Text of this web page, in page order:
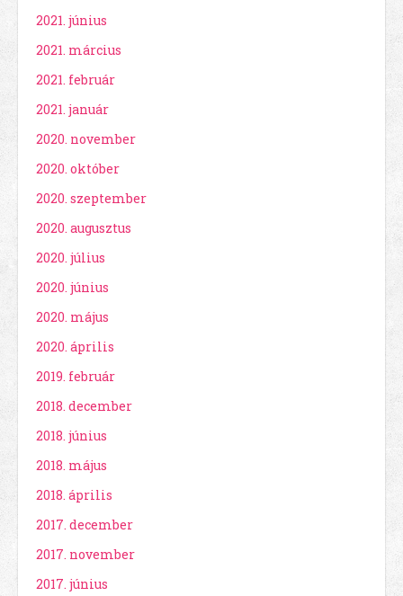
2021. június
2021. március
2021. február
2021. január
2020. november
2020. október
2020. szeptember
2020. augusztus
2020. július
2020. június
2020. május
2020. április
2019. február
2018. december
2018. június
2018. május
2018. április
2017. december
2017. november
2017. június